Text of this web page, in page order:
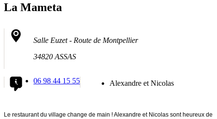
La Mameta
Salle Euzet - Route de Montpellier
34820 ASSAS
06 98 44 15 55 Alexandre et Nicolas
Le restaurant du village change de main ! Alexandre et Nicolas sont heureux de